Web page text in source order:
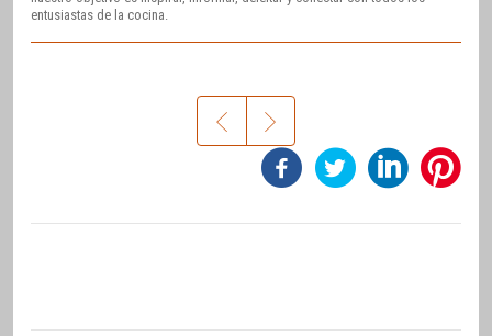
entusiastas de la cocina.